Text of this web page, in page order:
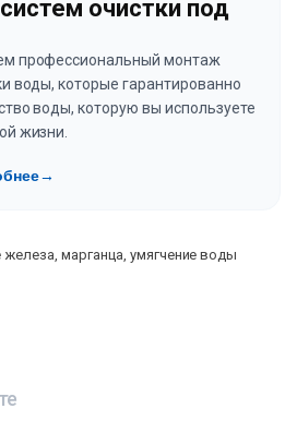
очистки под
профессиональный монтаж
воды, которые гарантированно
воды, которую вы используете
жизни.
→
марганца, умягчение воды